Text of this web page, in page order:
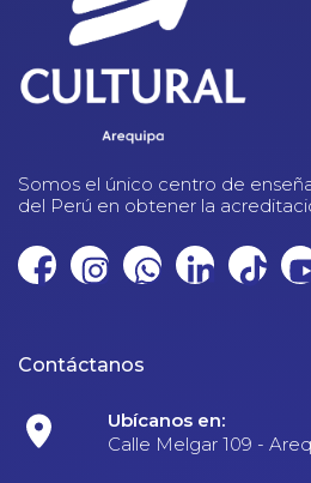
Somos el único centro de
del Perú en obtener la
Contáctanos
Ubícanos en:
Calle Melgar 109 -